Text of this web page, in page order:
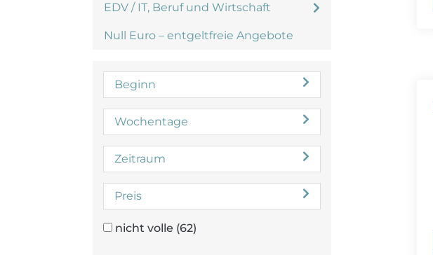
EDV / IT, Beruf und Wirtschaft
Null Euro – entgeltfreie Angebote
Beginn
Wochentage
Zeitraum
Preis
nicht volle (62)